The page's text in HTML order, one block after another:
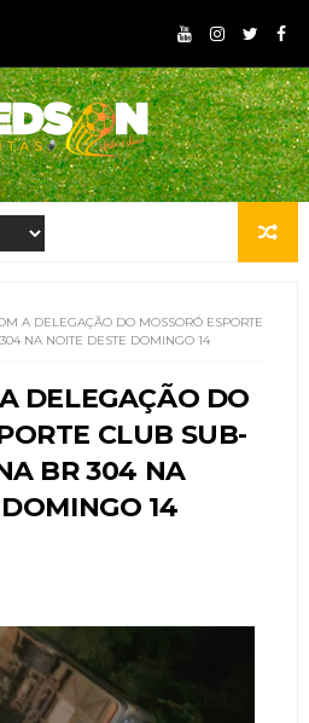
A DELEGAÇÃO DO MOSSORÓ ESPORTE
NA NOITE DESTE DOMINGO 14
DELEGAÇÃO DO
CLUB SUB-
BR 304 NA
14